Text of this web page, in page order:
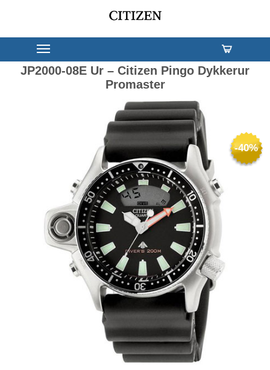
JP2000-08E Ur – Citizen Pingo Dykkerur
Promaster
-40%